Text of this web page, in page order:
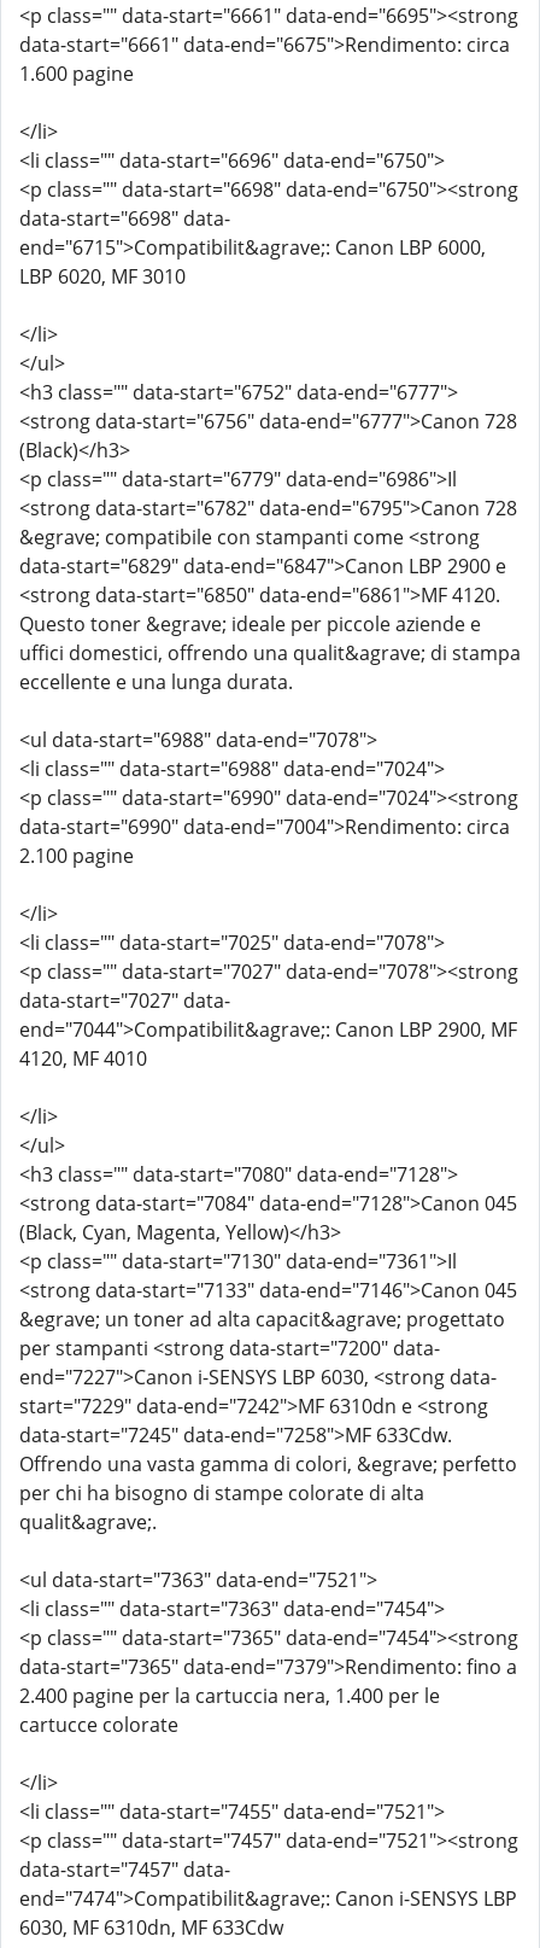
<p class="" data-start="6661" data-end="6695"><strong
data-start="6661" data-end="6675">Rendimento: circa
1.600 pagine
</li>
<li class="" data-start="6696" data-end="6750">
<p class="" data-start="6698" data-end="6750"><strong
data-start="6698" data-
end="6715">Compatibilit&agrave;: Canon LBP 6000,
LBP 6020, MF 3010
</li>
</ul>
<h3 class="" data-start="6752" data-end="6777">
<strong data-start="6756" data-end="6777">Canon 728
(Black)</h3>
<p class="" data-start="6779" data-end="6986">Il
<strong data-start="6782" data-end="6795">Canon 728
&egrave; compatibile con stampanti come <strong
data-start="6829" data-end="6847">Canon LBP 2900 e
<strong data-start="6850" data-end="6861">MF 4120.
Questo toner &egrave; ideale per piccole aziende e
uffici domestici, offrendo una qualit&agrave; di stampa
eccellente e una lunga durata.
<ul data-start="6988" data-end="7078">
<li class="" data-start="6988" data-end="7024">
<p class="" data-start="6990" data-end="7024"><strong
data-start="6990" data-end="7004">Rendimento: circa
2.100 pagine
</li>
<li class="" data-start="7025" data-end="7078">
<p class="" data-start="7027" data-end="7078"><strong
data-start="7027" data-
end="7044">Compatibilit&agrave;: Canon LBP 2900, MF
4120, MF 4010
</li>
</ul>
<h3 class="" data-start="7080" data-end="7128">
<strong data-start="7084" data-end="7128">Canon 045
(Black, Cyan, Magenta, Yellow)</h3>
<p class="" data-start="7130" data-end="7361">Il
<strong data-start="7133" data-end="7146">Canon 045
&egrave; un toner ad alta capacit&agrave; progettato
per stampanti <strong data-start="7200" data-
end="7227">Canon i-SENSYS LBP 6030, <strong data-
start="7229" data-end="7242">MF 6310dn e <strong
data-start="7245" data-end="7258">MF 633Cdw.
Offrendo una vasta gamma di colori, &egrave; perfetto
per chi ha bisogno di stampe colorate di alta
qualit&agrave;.
<ul data-start="7363" data-end="7521">
<li class="" data-start="7363" data-end="7454">
<p class="" data-start="7365" data-end="7454"><strong
data-start="7365" data-end="7379">Rendimento: fino a
2.400 pagine per la cartuccia nera, 1.400 per le
cartucce colorate
</li>
<li class="" data-start="7455" data-end="7521">
<p class="" data-start="7457" data-end="7521"><strong
data-start="7457" data-
end="7474">Compatibilit&agrave;: Canon i-SENSYS LBP
6030, MF 6310dn, MF 633Cdw